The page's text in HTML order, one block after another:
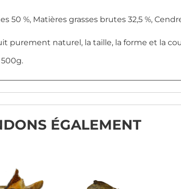
50 %, Matières grasses brutes 32,5 %,
purement naturel, la taille, la forme et la
ÉGALEMENT